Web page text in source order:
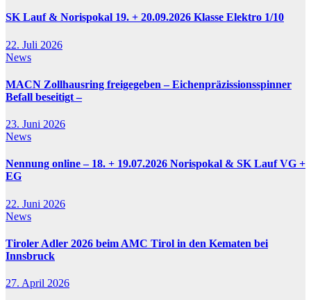
SK Lauf & Norispokal 19. + 20.09.2026 Klasse Elektro 1/10
22. Juli 2026
News
MACN Zollhausring freigegeben – Eichenpräzissionsspinner
Befall beseitigt –
23. Juni 2026
News
Nennung online – 18. + 19.07.2026 Norispokal & SK Lauf VG +
EG
22. Juni 2026
News
Tiroler Adler 2026 beim AMC Tirol in den Kematen bei
Innsbruck
27. April 2026